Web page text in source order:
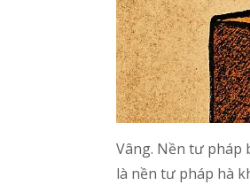
Vâng. Nền tư pháp
là nền tư pháp hà